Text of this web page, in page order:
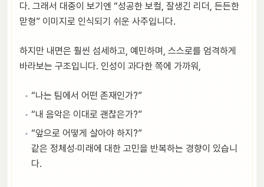
다. 그래서 대중이 보기엔 “성공한 보컬, 잘생긴 리더, 든든한
맏형” 이미지로 인식되기 쉬운 사주입니다.
하지만 내면은 훨씬 섬세하고, 예민하며, 스스로를 엄격하게
바라보는 구조입니다. 인성이 과다한 쪽에 가까워,
“나는 팀에서 어떤 존재인가?”
“내 음악은 이대로 괜찮은가?”
“앞으로 어떻게 살아야 하지?”
같은 정체성·미래에 대한 고민을 반복하는 경향이 있습니
다.